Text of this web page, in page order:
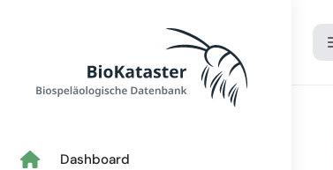
Dashboard